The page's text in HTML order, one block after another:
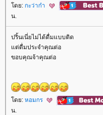
ดย: กะว่าก๋า
น.
ปริ้นเนี่ยไม่ได้ดื่มแบบติด
ต่ดื่มประจำคุณต่อ
ขอบคุณจ้าคุณต่อ
ดย: หอมกร
น.